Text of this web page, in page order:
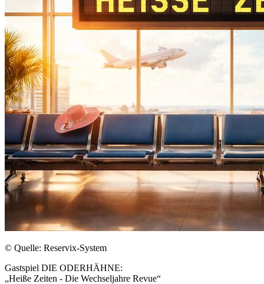
© Quelle: Reservix-System
Gastspiel DIE ODERHÄHNE:
„Heiße Zeiten - Die Wechseljahre Revue“